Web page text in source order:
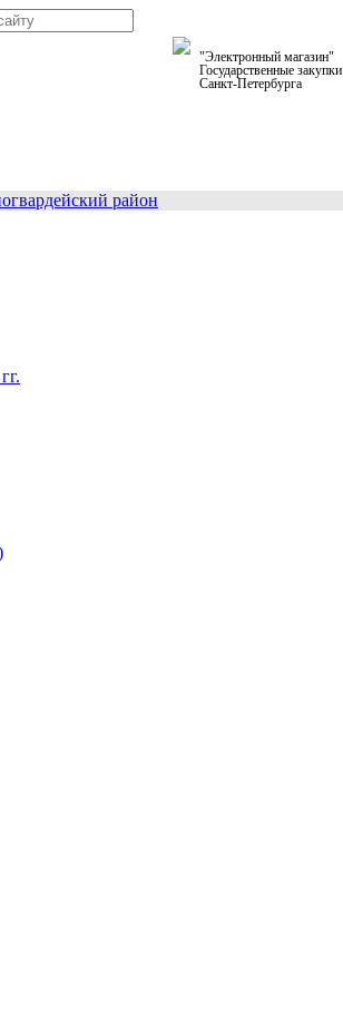
"Электронный магазин"
Государственные закупки
Санкт-Петербурга
район